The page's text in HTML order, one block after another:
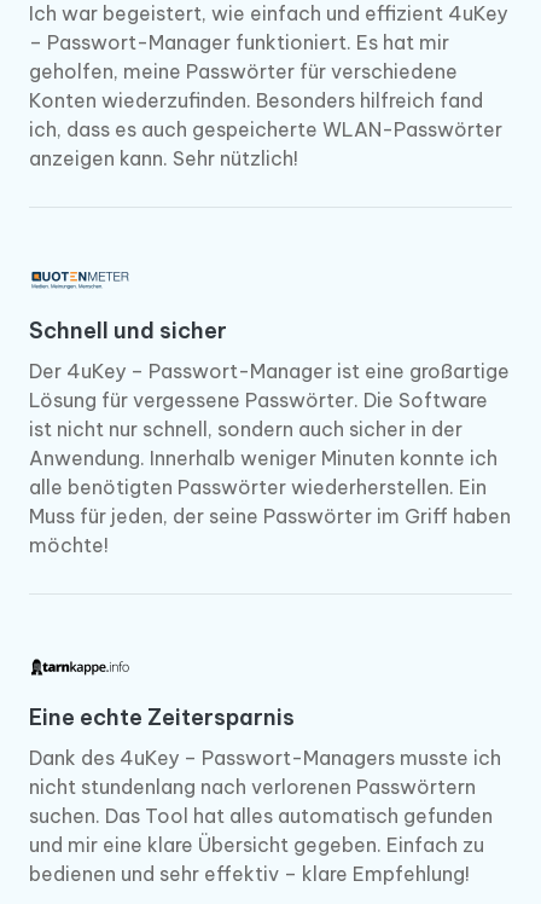
Ich war begeistert, wie einfach und effizient 4uKey
– Passwort-Manager funktioniert. Es hat mir
geholfen, meine Passwörter für verschiedene
Konten wiederzufinden. Besonders hilfreich fand
ich, dass es auch gespeicherte WLAN-Passwörter
anzeigen kann. Sehr nützlich!
Schnell und sicher
Der 4uKey – Passwort-Manager ist eine großartige
Lösung für vergessene Passwörter. Die Software
ist nicht nur schnell, sondern auch sicher in der
Anwendung. Innerhalb weniger Minuten konnte ich
alle benötigten Passwörter wiederherstellen. Ein
Muss für jeden, der seine Passwörter im Griff haben
möchte!
Eine echte Zeitersparnis
Dank des 4uKey – Passwort-Managers musste ich
nicht stundenlang nach verlorenen Passwörtern
suchen. Das Tool hat alles automatisch gefunden
und mir eine klare Übersicht gegeben. Einfach zu
bedienen und sehr effektiv – klare Empfehlung!